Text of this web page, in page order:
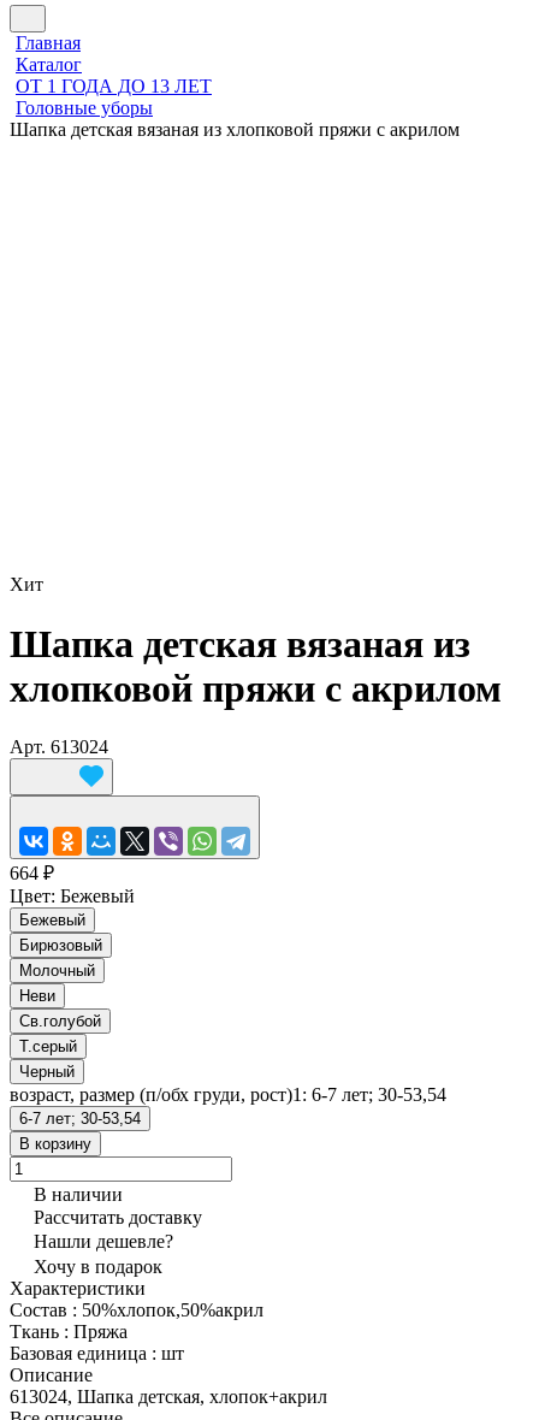
Главная
Каталог
ОТ 1 ГОДА ДО 13 ЛЕТ
Головные уборы
Шапка детская вязаная из хлопковой пряжи с акрилом
Хит
Шапка детская вязаная из
хлопковой пряжи с акрилом
Арт. 613024
664 ₽
Цвет: Бежевый
Бежевый
Бирюзовый
Молочный
Неви
Св.голубой
Т.серый
Черный
возраст, размер (п/обх груди, рост)1: 6-7 лет; 30-53,54
6-7 лет; 30-53,54
В корзину
В наличии
Рассчитать доставку
Нашли дешевле?
Хочу в подарок
Характеристики
Состав : 50%хлопок,50%акрил
Ткань : Пряжа
Базовая единица : шт
Описание
613024, Шапка детская, хлопок+акрил